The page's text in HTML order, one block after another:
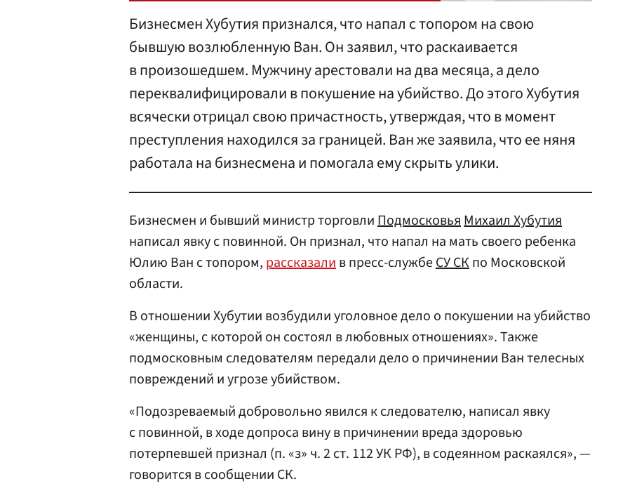
Бизнесмен Хубутия признался, что напал с топором на свою
бывшую возлюбленную Ван. Он заявил, что раскаивается
в произошедшем. Мужчину арестовали на два месяца, а дело
переквалифицировали в покушение на убийство. До этого Хубутия
всячески отрицал свою причастность, утверждая, что в момент
преступления находился за границей. Ван же заявила, что ее няня
работала на бизнесмена и помогала ему скрыть улики.
Бизнесмен и бывший министр торговлиПодмосковьяМихаил Хубутия
написал явку с повинной. Он признал, что напал на мать своего ребенка
Юлию Ван с топором, рассказалив пресс-службеСУ СКпо Московской
области.
В отношении Хубутии возбудили уголовное дело о покушении на убийство
«женщины, с которой он состоял в любовных отношениях». Также
подмосковным следователям передали дело о причинении Ван телесных
повреждений и угрозе убийством.
«Подозреваемый добровольно явился к следователю, написал явку
с повинной, в ходе допроса вину в причинении вреда здоровью
потерпевшей признал (п. «з» ч. 2 ст. 112 УК РФ), в содеянном раскаялся», —
говорится в сообщении СК.